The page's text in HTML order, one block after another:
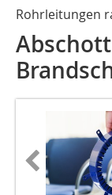
Rohrleitungen